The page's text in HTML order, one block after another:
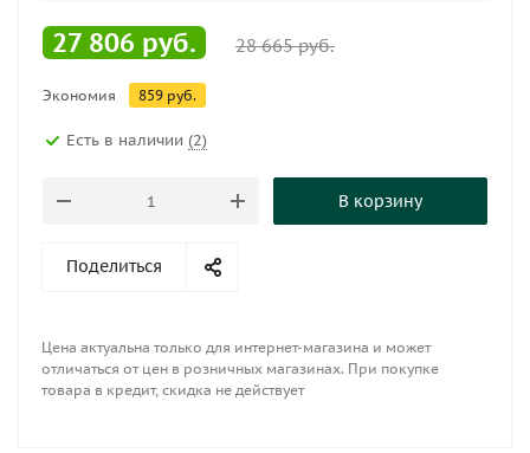
Поддон низкий
Соотношение сторон 90x90
Форма пятиугольная
Цвет профиля хром
Материал поддона акрил
27 806 руб. 28 665руб.
Экономия 859 руб.
Есть в наличии (2)
В корзину
Поделиться
Цена актуальна только для интернет-магазина и может
отличаться от цен в розничных магазинах. При покупке
товара в кредит, скидка не действует